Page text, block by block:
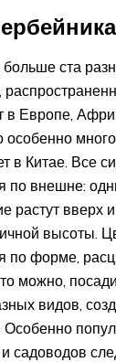
ста
в Европе,
в Китае. Все
по внешне:
растут
высоты.
по форме,
можно,
видов,
Особенно
садоводов